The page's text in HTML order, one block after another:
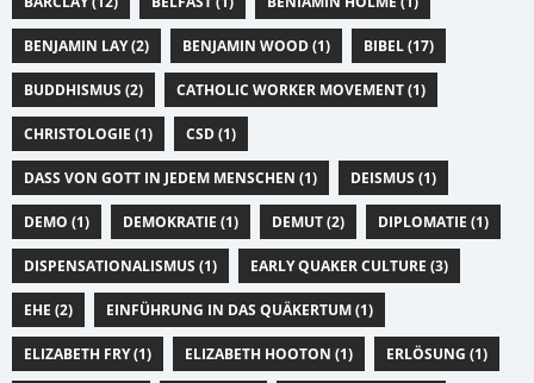
BENJAMIN LAY (2) BENJAMIN WOOD (1) BIBEL (17)
BUDDHISMUS (2) CATHOLIC WORKER MOVEMENT (1)
CHRISTOLOGIE (1) CSD (1)
DASS VON GOTT IN JEDEM MENSCHEN (1) DEISMUS (1)
DEMO (1) DEMOKRATIE (1) DEMUT (2) DIPLOMATIE (1)
DISPENSATIONALISMUS (1) EARLY QUAKER CULTURE (3)
EHE (2) EINFÜHRUNG IN DAS QUÄKERTUM (1)
ELIZABETH FRY (1) ELIZABETH HOOTON (1) ERLÖSUNG (1)